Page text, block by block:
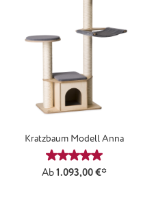
Kratzbaum Modell Anna
Durchschnittliche
Ab1.093,00 €*